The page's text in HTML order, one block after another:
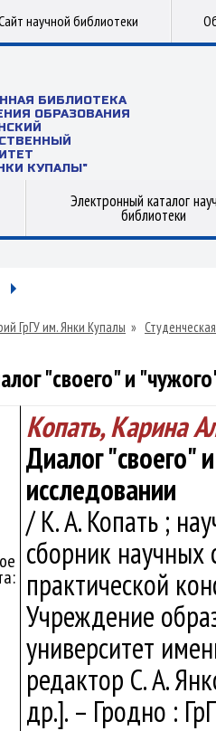
научной библиотеки
БИБЛИОТЕКА
ОБРАЗОВАНИЯ
КУПАЛЫ"
Электронный каталог
библиотеки
ГрГУ им. Янки Купалы »
"своего" и
Копать, Карина
Диалог "своего"
исследовании
/ К. А. Копать ;
сборник
практической
Учреждение
университет
редактор С. А.
др.]. – Гродно :